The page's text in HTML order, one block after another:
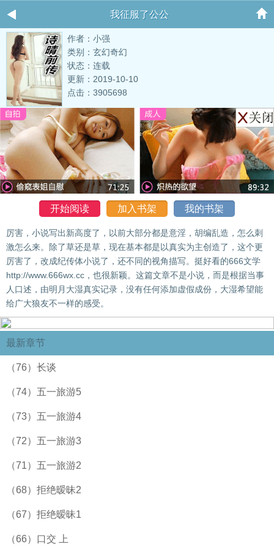
我征服了公公
作者：小强
类别：玄幻奇幻
状态：连载
更新：2019-10-10
点击：3905698
开始阅读 加入书架 我的书架
厉害，小说写出新高度了，以前大部分都是意淫，胡编乱造，怎么刺
激怎么来。除了草还是草，现在基本都是以真实为主创造了，这个更
厉害了，改成纪传体小说了，还不同的视角描写。挺好看的666文学
http://www.666wx.cc，也很新颖。这篇文章不是小说，而是根据当事
人口述，由明月大湿真实记录，没有任何添加虚假成份，大湿希望能
给广大狼友不一样的感受。
最新章节
（76）长谈
（74）五一旅游5
（73）五一旅游4
（72）五一旅游3
（71）五一旅游2
（68）拒绝暧昧2
（67）拒绝暧昧1
（66）口交 上